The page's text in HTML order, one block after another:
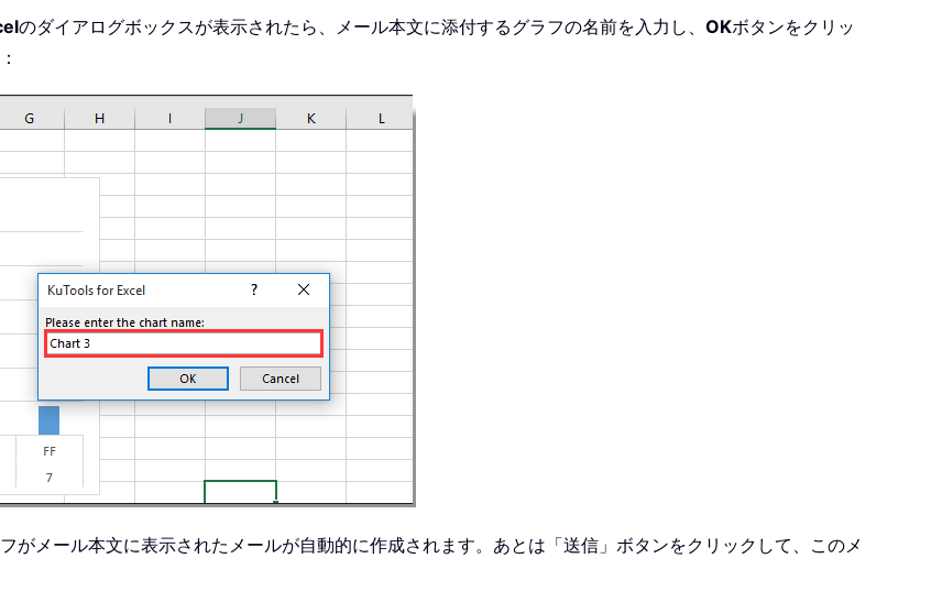
mail body"
& xEndMsg
のダイアログボックスが表示されたら、メール本文に添付するグラフの名前を入力し、 OKボタンをクリッ
がメール本文に表示されたメールが自動的に作成されます。あとは「送信」ボタンをクリックして、このメ